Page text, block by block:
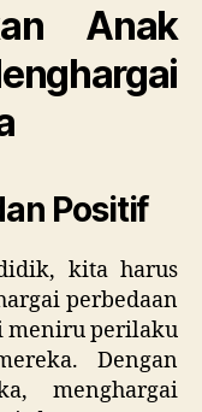
Anak
Positif
kita harus
perbedaan
meniru perilaku
Dengan
menghargai